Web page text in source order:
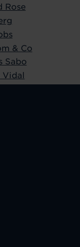
Rose
& Co
Sabo
Vidal